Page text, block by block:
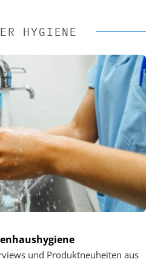
HYGIENE
und Produktneuheiten aus